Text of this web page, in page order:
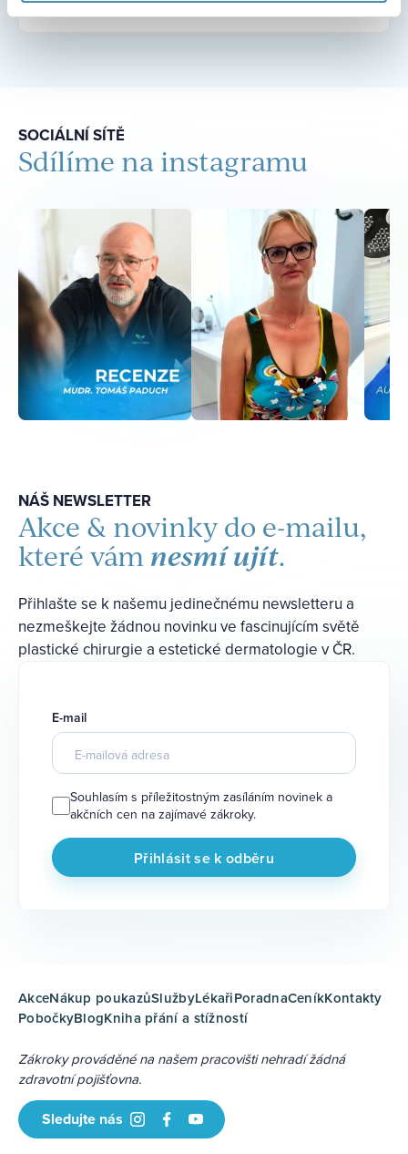
SOCIÁLNÍ SÍTĚ
Sdílíme na instagramu
NÁŠ NEWSLETTER
Akce & novinky do e-mailu,
které vám nesmí ujít.
Přihlašte se k našemu jedinečnému newsletteru a
nezmeškejte žádnou novinku ve fascinujícím světě
plastické chirurgie a estetické dermatologie v ČR.
E-mail
Souhlasím s příležitostným zasíláním novinek a
akčních cen na zajímavé zákroky.
AkceNákup poukazůSlužbyLékařiPoradnaCeníkKontakty
PobočkyBlogKniha přání a stížností
Zákroky prováděné na našem pracovišti nehradí žádná
zdravotní pojišťovna.
Sledujte nás